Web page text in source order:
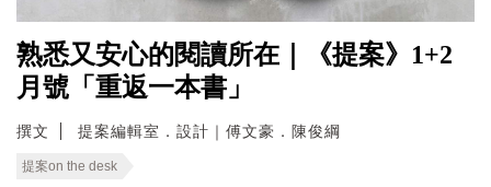
熟悉又安心的閱讀所在｜《提案》1+2
月號「重返一本書」
撰文 提案編輯室．設計｜傅文豪．陳俊綱
提案on the desk